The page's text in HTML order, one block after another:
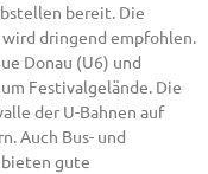
bereit. Die
dringend empfohlen.
Donau (U6) und
Festivalgelände. Die
der U-Bahnen auf
Auch Bus- und
bieten gute